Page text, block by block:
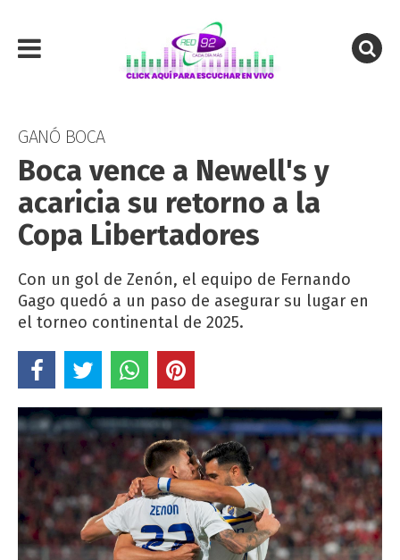
GANÓ BOCA
Boca vence a Newell's y
acaricia su retorno a la
Copa Libertadores
Con un gol de Zenón, el equipo de Fernando
Gago quedó a un paso de asegurar su lugar en
el torneo continental de 2025.